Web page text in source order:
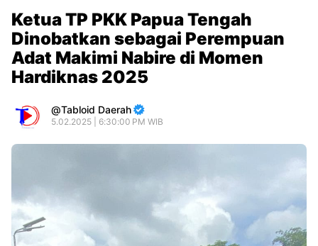
Ketua TP PKK Papua Tengah
Dinobatkan sebagai Perempuan
Adat Makimi Nabire di Momen
Hardiknas 2025
Tabloid Daerah
5.02.2025 | 6:30:00 PM WIB